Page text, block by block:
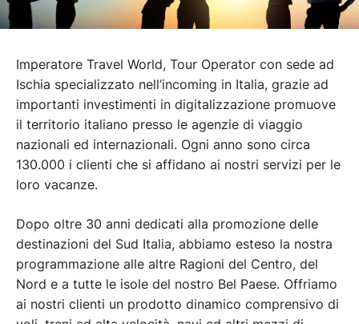
Imperatore Travel World, Tour Operator con sede ad
Ischia specializzato nell’incoming in Italia, grazie ad
importanti investimenti in digitalizzazione promuove
il territorio italiano presso le agenzie di viaggio
nazionali ed internazionali. Ogni anno sono circa
130.000 i clienti che si affidano ai nostri servizi per le
loro vacanze.
Dopo oltre 30 anni dedicati alla promozione delle
destinazioni del Sud Italia, abbiamo esteso la nostra
programmazione alle altre Ragioni del Centro, del
Nord e a tutte le isole del nostro Bel Paese. Offriamo
ai nostri clienti un prodotto dinamico comprensivo di